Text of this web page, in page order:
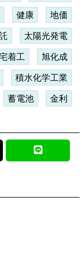
健康 地価
太陽光発電
着工 旭化成
積水化学工業
蓄電池 金利